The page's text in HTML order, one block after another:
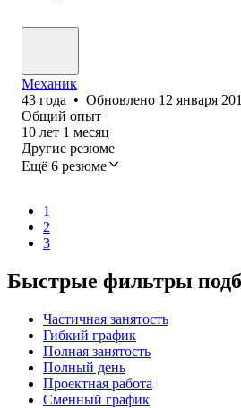
Механик
43 года • Обновлено 12 января
Общий опыт
10 лет 1 месяц
Другие резюме
Ещё 6 резюме
1
2
3
Быстрые фильтры
Частичная занятость
Гибкий график
Полная занятость
Полный день
Проектная работа
Сменный график